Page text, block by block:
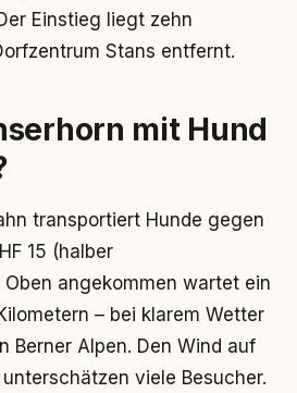
Einstieg liegt zehn
Stans entfernt.
mit Hund
transportiert Hunde gegen
15 (halber
angekommen wartet ein
– bei klarem Wetter
Berner Alpen. Den Wind auf
viele Besucher.